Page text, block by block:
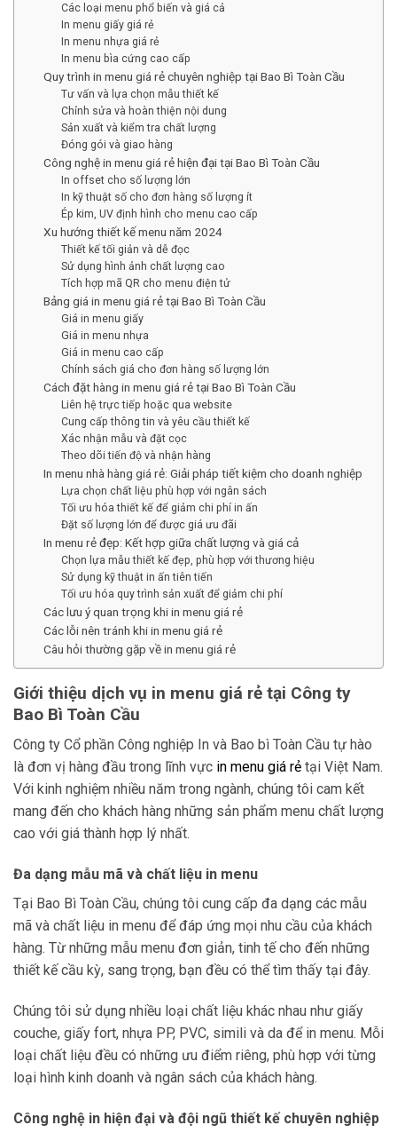
Các loại menu phổ biến và giá cả
In menu giấy giá rẻ
In menu nhựa giá rẻ
In menu bìa cứng cao cấp
Quy trình in menu giá rẻ chuyên nghiệp tại Bao Bì Toàn Cầu
Tư vấn và lựa chọn mẫu thiết kế
Chỉnh sửa và hoàn thiện nội dung
Sản xuất và kiểm tra chất lượng
Đóng gói và giao hàng
Công nghệ in menu giá rẻ hiện đại tại Bao Bì Toàn Cầu
In offset cho số lượng lớn
In kỹ thuật số cho đơn hàng số lượng ít
Ép kim, UV định hình cho menu cao cấp
Xu hướng thiết kế menu năm 2024
Thiết kế tối giản và dễ đọc
Sử dụng hình ảnh chất lượng cao
Tích hợp mã QR cho menu điện tử
Bảng giá in menu giá rẻ tại Bao Bì Toàn Cầu
Giá in menu giấy
Giá in menu nhựa
Giá in menu cao cấp
Chính sách giá cho đơn hàng số lượng lớn
Cách đặt hàng in menu giá rẻ tại Bao Bì Toàn Cầu
Liên hệ trực tiếp hoặc qua website
Cung cấp thông tin và yêu cầu thiết kế
Xác nhận mẫu và đặt cọc
Theo dõi tiến độ và nhận hàng
In menu nhà hàng giá rẻ: Giải pháp tiết kiệm cho doanh nghiệp
Lựa chọn chất liệu phù hợp với ngân sách
Tối ưu hóa thiết kế để giảm chi phí in ấn
Đặt số lượng lớn để được giá ưu đãi
In menu rẻ đẹp: Kết hợp giữa chất lượng và giá cả
Chọn lựa mẫu thiết kế đẹp, phù hợp với thương hiệu
Sử dụng kỹ thuật in ấn tiên tiến
Tối ưu hóa quy trình sản xuất để giảm chi phí
Các lưu ý quan trọng khi in menu giá rẻ
Các lỗi nên tránh khi in menu giá rẻ
Câu hỏi thường gặp về in menu giá rẻ
Giới thiệu dịch vụ in menu giá rẻ tại Công ty
Bao Bì Toàn Cầu
Công ty Cổ phần Công nghiệp In và Bao bì Toàn Cầu tự hào
là đơn vị hàng đầu trong lĩnh vực in menu giá rẻ tại Việt Nam.
Với kinh nghiệm nhiều năm trong ngành, chúng tôi cam kết
mang đến cho khách hàng những sản phẩm menu chất lượng
cao với giá thành hợp lý nhất.
Đa dạng mẫu mã và chất liệu in menu
Tại Bao Bì Toàn Cầu, chúng tôi cung cấp đa dạng các mẫu
mã và chất liệu in menu để đáp ứng mọi nhu cầu của khách
hàng. Từ những mẫu menu đơn giản, tinh tế cho đến những
thiết kế cầu kỳ, sang trọng, bạn đều có thể tìm thấy tại đây.
Chúng tôi sử dụng nhiều loại chất liệu khác nhau như giấy
couche, giấy fort, nhựa PP, PVC, simili và da để in menu. Mỗi
loại chất liệu đều có những ưu điểm riêng, phù hợp với từng
loại hình kinh doanh và ngân sách của khách hàng.
Công nghệ in hiện đại và đội ngũ thiết kế chuyên nghiệp